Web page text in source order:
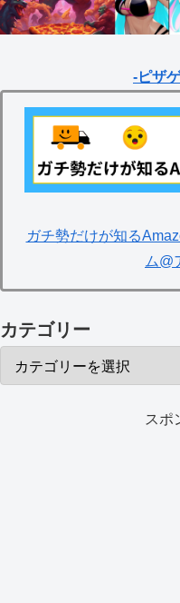
-ピザ
ガチ勢だけが知る
ム@
カテゴリー
スポ